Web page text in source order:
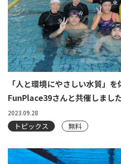
「人と環境にやさしい水質」
FunPlace39さんと共催しまし
2023.09.28
トピックス 無料